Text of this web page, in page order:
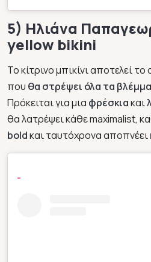
5) Ηλιάνα
yellow bikini
Το κίτρινο μπικίνι αποτελεί
που θα στρέψει όλα τα
Πρόκειται για μια φρέσκιακαι
θα λατρέψει κάθε maximalist,
boldκαι ταυτόχρονα αποπνέει